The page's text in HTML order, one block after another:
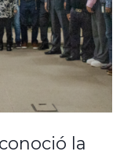
la